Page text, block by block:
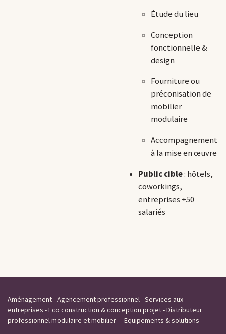
Étude du lieu
Conception
fonctionnelle &
design
Fourniture ou
préconisation de
mobilier
modulaire
Accompagnement
à la mise en œuvre
Public cible: hôtels,
coworkings,
entreprises +50
salariés
Aménagement - Agencement professionnel - Services aux
entreprises - Eco construction & conception projet - Distributeur
professionnel modulaire et mobilier - Equipements & solutions